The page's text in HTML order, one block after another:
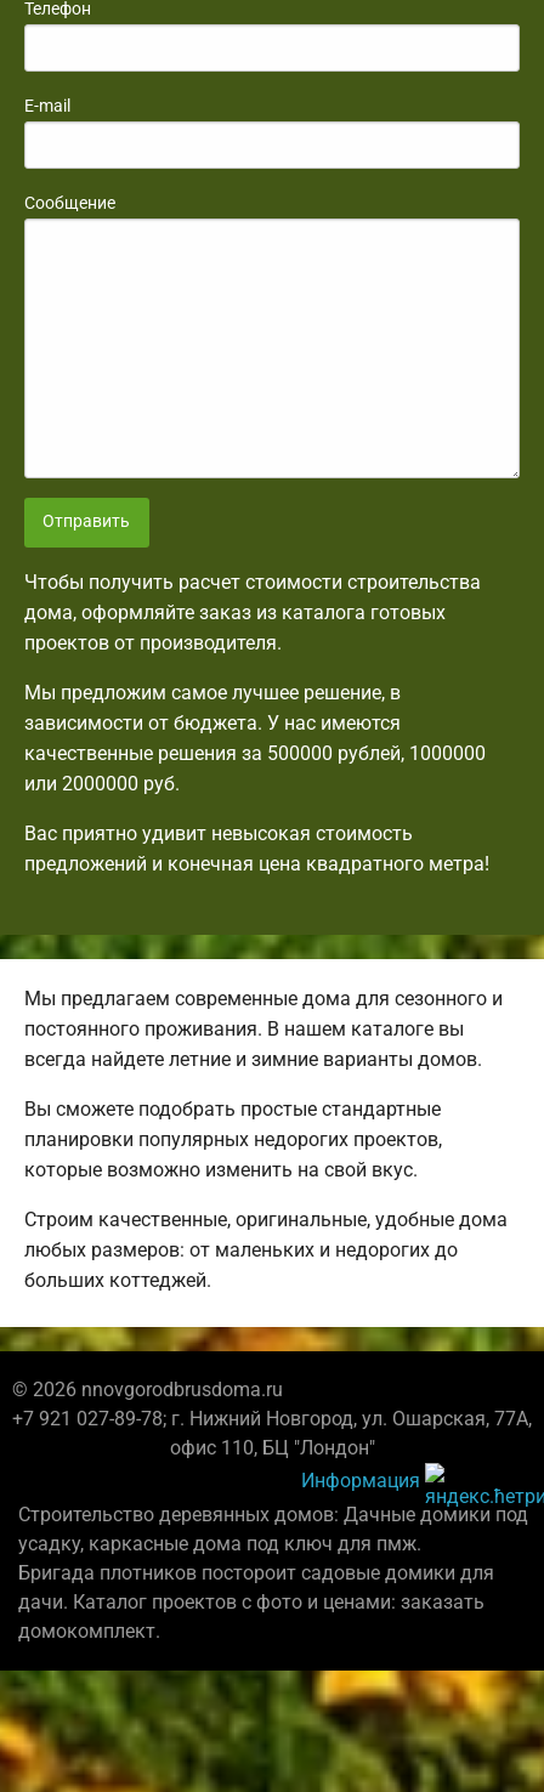
Телефон
E-mail
Сообщение
Отправить
Чтобы получить расчет стоимости строительства
дома, оформляйте заказ из каталога готовых
проектов от производителя.
Мы предложим самое лучшее решение, в
зависимости от бюджета. У нас имеются
качественные решения за 500000 рублей, 1000000
или 2000000 руб.
Вас приятно удивит невысокая стоимость
предложений и конечная цена квадратного метра!
Мы предлагаем современные дома для сезонного и
постоянного проживания. В нашем каталоге вы
всегда найдете летние и зимние варианты домов.
Вы сможете подобрать простые стандартные
планировки популярных недорогих проектов,
которые возможно изменить на свой вкус.
Строим качественные, оригинальные, удобные дома
любых размеров: от маленьких и недорогих до
больших коттеджей.
© 2026 nnovgorodbrusdoma.ru
+7 921 027-89-78; г. Нижний Новгород, ул. Ошарская, 77А,
офис 110, БЦ "Лондон"
Информация
Строительство деревянных домов: Дачные домики под
усадку, каркасные дома под ключ для пмж.
Бригада плотников постороит садовые домики для
дачи. Каталог проектов с фото и ценами: заказать
домокомплект.